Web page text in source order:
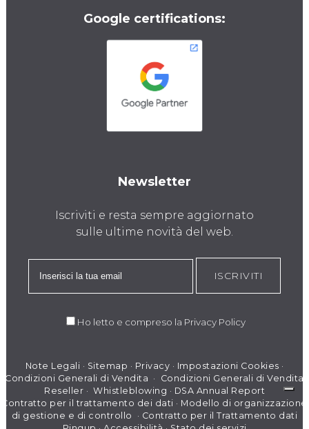
Google certifications:
Newsletter
Iscriviti e resta sempre aggiornato
sulle ultime novità del web.
ISCRIVITI
Ho letto e compreso la Privacy Policy
Note Legali · Sitemap · Privacy · Impostazioni Cookies ·
Condizioni Generali di Vendita · Condizioni Generali di Vendita
Reseller · Whistleblowing · DSA Annual Report
Contratto per il trattamento dei dati · Modello di organizzazione
di gestione e di controllo
· Contratto per il Trattamento dati